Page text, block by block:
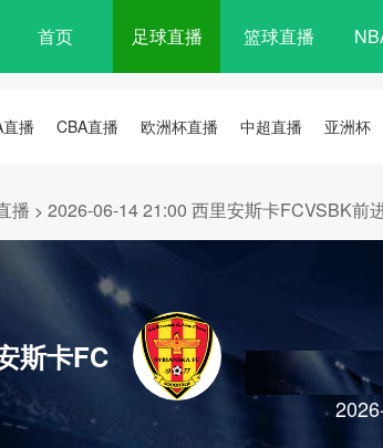
首页 足球直播 篮球直播
播 CBA直播 欧洲杯直播 中超直播 亚洲杯
播 > 2026-06-14 21:00 西里安斯卡FCVSBK前
斯卡FC